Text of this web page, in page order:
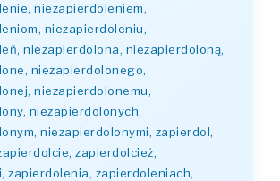
niezapierdoleniem,
niezapierdoleniu,
niezapierdolona, niezapierdoloną,
niezapierdolonego,
niezapierdolonemu,
niezapierdolonych,
niezapierdolonymi, zapierdol,
zapierdolcież,
zapierdolenia, zapierdoleniach,